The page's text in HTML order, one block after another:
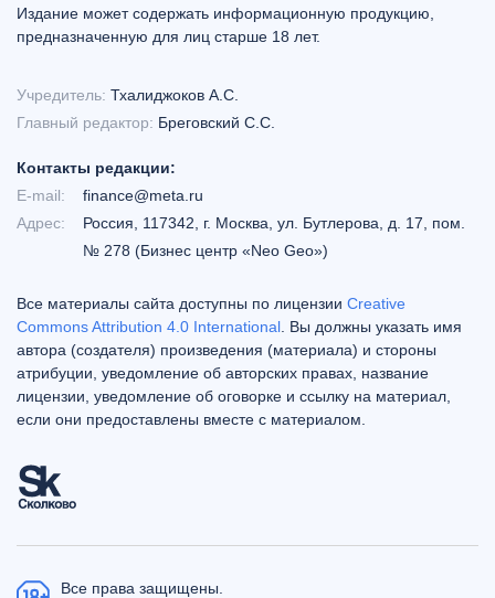
Издание может содержать информационную продукцию,
предназначенную для лиц старше 18 лет.
Учредитель: Тхалиджоков А.С.
Главный редактор: Бреговский С.С.
Контакты редакции:
E-mail:
finance@meta.ru
Адрес:
Россия, 117342, г. Москва, ул. Бутлерова, д. 17, пом.
№ 278 (Бизнес центр «Neo Geo»)
Все материалы сайта доступны по лицензии Creative
Commons Attribution 4.0 International . Вы должны указать имя
автора (создателя) произведения (материала) и стороны
атрибуции, уведомление об авторских правах, название
лицензии, уведомление об оговорке и ссылку на материал,
если они предоставлены вместе с материалом.
Все права защищены.